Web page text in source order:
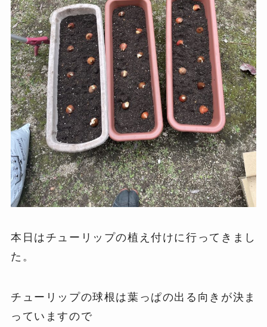
本日はチューリップの植え付けに行ってきまし
た。
チューリップの球根は葉っぱの出る向きが決ま
っていますので